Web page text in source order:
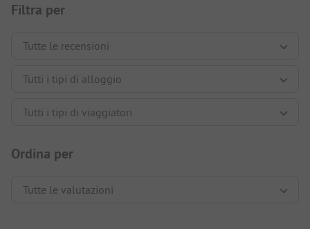
Filtra per
Ordina per